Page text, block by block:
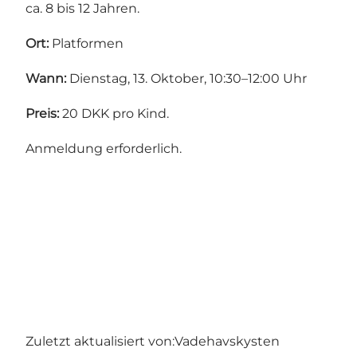
ca. 8 bis 12 Jahren.
Ort: Platformen
Wann: Dienstag, 13. Oktober, 10:30–12:00 Uhr
Preis: 20 DKK pro Kind.
Anmeldung erforderlich.
Zuletzt aktualisiert von:Vadehavskysten